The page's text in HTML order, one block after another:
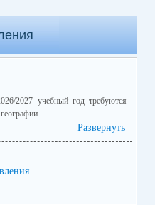
2027 учебный год требуются
Развернуть